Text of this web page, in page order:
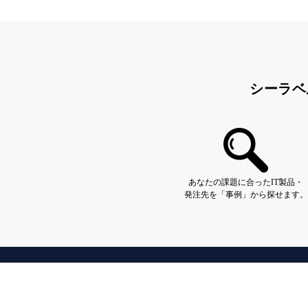
シーラ
あなたの課題に合ったIT製品・
発注先を「事例」から探せます。